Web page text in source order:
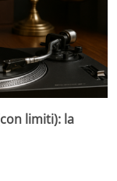
limiti): la